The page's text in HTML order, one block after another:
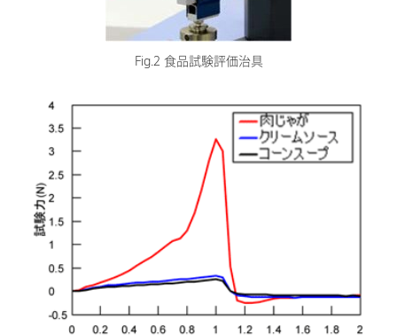
Fig.2 食品試験評価治具